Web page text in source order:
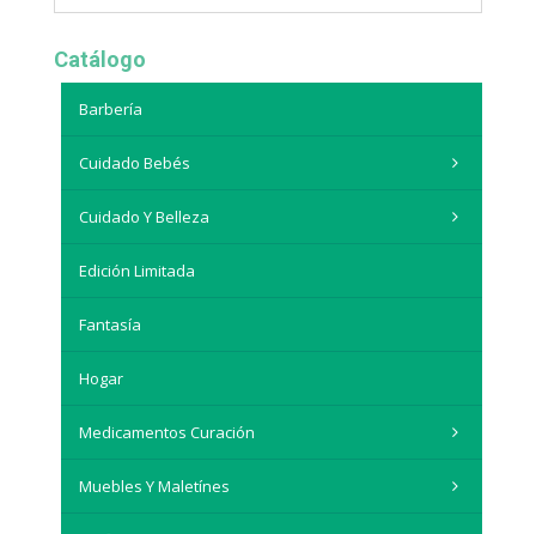
Catálogo
Barbería
Cuidado Bebés
Cuidado Y Belleza
Edición Limitada
Fantasía
Hogar
Medicamentos Curación
Muebles Y Maletínes